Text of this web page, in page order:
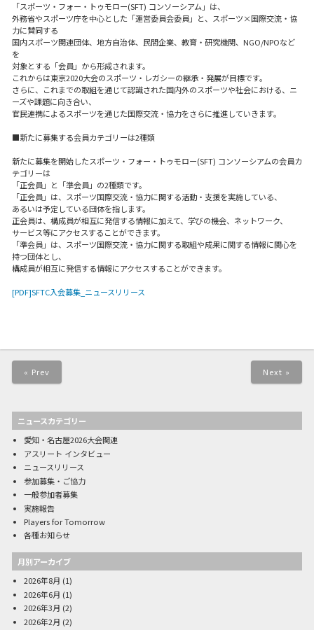
「スポーツ・フォー・トゥモロー(SFT) コンソーシアム」は、
外務省やスポーツ庁を中心とした「運営委員会委員」と、スポーツ×国際交流・協
力に賛同する
国内スポーツ関連団体、地方自治体、民間企業、教育・研究機関、NGO/NPOなど
を
対象とする「会員」から形成されます。
これからは東京2020大会のスポーツ・レガシーの継承・発展が目標です。
さらに、これまでの取組を通じて認識された国内外のスポーツや社会における、ニ
ーズや課題に向き合い、
官民連携によるスポーツを通じた国際交流・協力をさらに推進していきます。
■新たに募集する会員カテゴリーは2種類
新たに募集を開始したスポーツ・フォー・トゥモロー(SFT) コンソーシアムの会員カ
テゴリーは
「正会員」と「準会員」の2種類です。
「正会員」は、スポーツ国際交流・協力に関する活動・支援を実施している、
あるいは予定している団体を指します。
正会員は、構成員が相互に発信する情報に加えて、学びの機会、ネットワーク、
サービス等にアクセスすることができます。
「準会員」は、スポーツ国際交流・協力に関する取組や成果に関する情報に関心を
持つ団体とし、
構成員が相互に発信する情報にアクセスすることができます。
[PDF]SFTC入会募集_ニュースリリース
« Prev Next »
ニュースカテゴリー
愛知・名古屋2026大会関連
アスリート インタビュー
ニュースリリース
参加募集・ご協力
一般参加者募集
実施報告
Players for Tomorrow
各種お知らせ
月別アーカイブ
2026年8月 (1)
2026年6月 (1)
2026年3月 (2)
2026年2月 (2)